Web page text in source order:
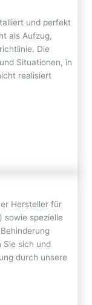
und perfekt
als Aufzug,
Die
Situationen, in
realisiert
Hersteller für
sowie spezielle
Sie sich und
durch unsere